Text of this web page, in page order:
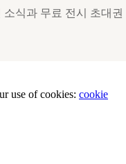
식과 무료 전시 초대권
use of cookies: cookie